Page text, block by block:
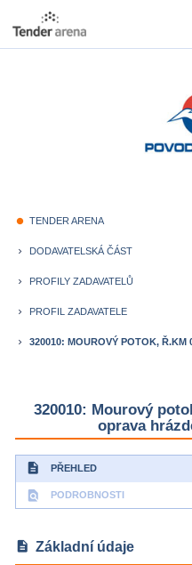
fiber_manual_record TENDER ARENA
keyboard_arrow_right DODAVATELSKÁ ČÁST
keyboard_arrow_right PROFILY ZADAVATELŮ
keyboard_arrow_right PROFIL ZADAVATELE
keyboard_arrow_right 320010: MOUROVÝ POTOK, Ř.KM
320010: Mourový
oprava
description PŘEHLED
find_in_page PODROBNOSTI
description Základní údaje